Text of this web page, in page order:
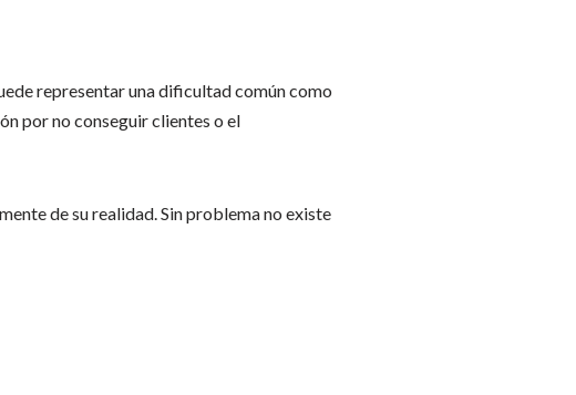
representar una dificultad común como
por no conseguir clientes o el
de su realidad. Sin problema no existe